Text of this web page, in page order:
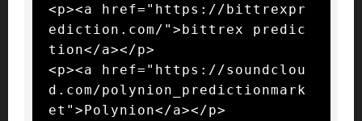
<p><a href="https://bittrexpr
ediction.com/">bittrex predic
tion</a></p>
<p><a href="https://soundclou
d.com/polynion_predictionmark
et">Polynion</a></p>